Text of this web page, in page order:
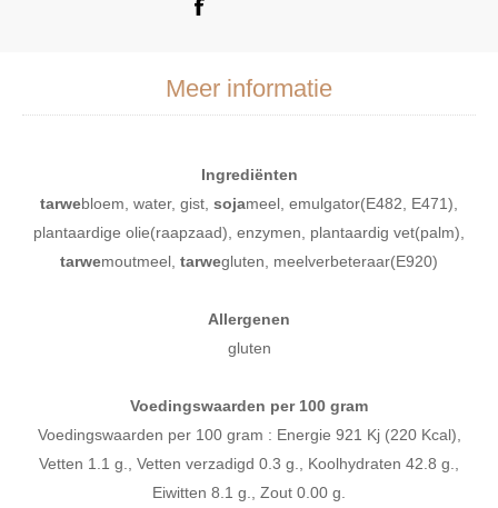
Meer informatie
Ingrediënten
tarwebloem, water, gist, sojameel, emulgator(E482, E471),
plantaardige olie(raapzaad), enzymen, plantaardig vet(palm),
tarwemoutmeel, tarwegluten, meelverbeteraar(E920)
Allergenen
gluten
Voedingswaarden per 100 gram
Voedingswaarden per 100 gram : Energie 921 Kj (220 Kcal),
Vetten 1.1 g., Vetten verzadigd 0.3 g., Koolhydraten 42.8 g.,
Eiwitten 8.1 g., Zout 0.00 g.